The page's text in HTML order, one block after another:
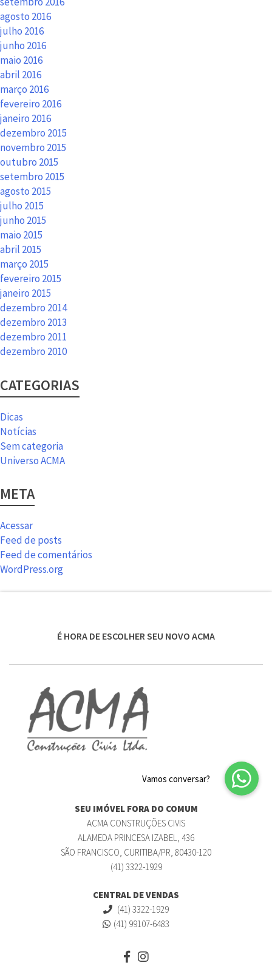
agosto 2016
julho 2016
junho 2016
maio 2016
abril 2016
março 2016
fevereiro 2016
janeiro 2016
dezembro 2015
novembro 2015
outubro 2015
setembro 2015
agosto 2015
julho 2015
junho 2015
maio 2015
abril 2015
março 2015
fevereiro 2015
janeiro 2015
dezembro 2014
dezembro 2013
dezembro 2011
dezembro 2010
CATEGORIAS
Dicas
Notícias
Sem categoria
Universo ACMA
META
Acessar
Feed de posts
Feed de comentários
WordPress.org
É HORA DE ESCOLHER SEU NOVO ACMA
SEU IMÓVEL FORA DO COMUM
ACMA CONSTRUÇÕES CIVIS
ALAMEDA PRINCESA IZABEL, 436
SÃO FRANCISCO, CURITIBA/PR, 80430-120
(41) 3322-1929
CENTRAL DE VENDAS
(41) 3322-1929
(41) 99107-6483